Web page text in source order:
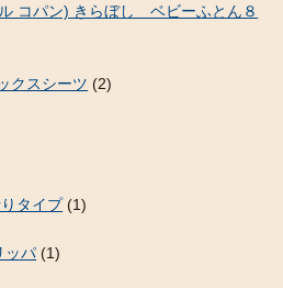
コパン) きらぼし ベビーふとん８
クスシーツ (2)
タイプ(1)
ッパ (1)